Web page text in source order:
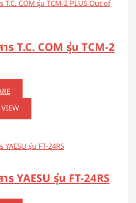
Out of
ร T.C. COM รุ่น TCM-2
ร YAESU รุ่น FT-24RS